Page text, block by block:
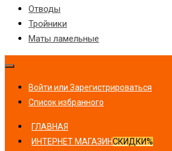
Отводы
Тройники
Маты ламельные
Войти или Зарегистрироваться
Список избранного
ГЛАВНАЯ
ИНТЕРНЕТ МАГАЗИНСКИДКИ%